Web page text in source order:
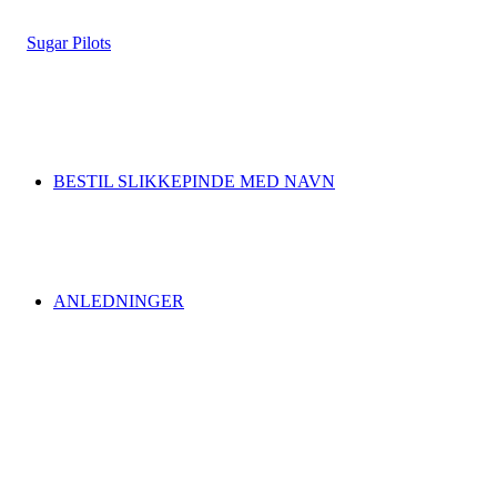
BESTIL SLIKKEPINDE MED NAVN
ANLEDNINGER